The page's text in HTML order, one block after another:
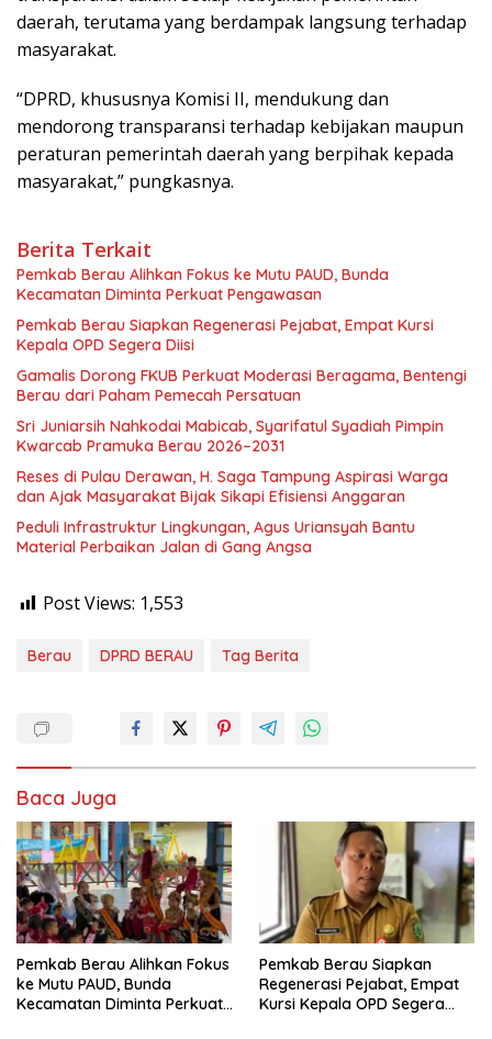
daerah, terutama yang berdampak langsung terhadap
masyarakat.
“DPRD, khususnya Komisi II, mendukung dan
mendorong transparansi terhadap kebijakan maupun
peraturan pemerintah daerah yang berpihak kepada
masyarakat,” pungkasnya.
Berita Terkait
Pemkab Berau Alihkan Fokus ke Mutu PAUD, Bunda
Kecamatan Diminta Perkuat Pengawasan
Pemkab Berau Siapkan Regenerasi Pejabat, Empat Kursi
Kepala OPD Segera Diisi
Gamalis Dorong FKUB Perkuat Moderasi Beragama, Bentengi
Berau dari Paham Pemecah Persatuan
Sri Juniarsih Nahkodai Mabicab, Syarifatul Syadiah Pimpin
Kwarcab Pramuka Berau 2026–2031
Reses di Pulau Derawan, H. Saga Tampung Aspirasi Warga
dan Ajak Masyarakat Bijak Sikapi Efisiensi Anggaran
Peduli Infrastruktur Lingkungan, Agus Uriansyah Bantu
Material Perbaikan Jalan di Gang Angsa
Post Views: 1,553
Berau DPRD BERAU Tag Berita
Baca Juga
Pemkab Berau Alihkan Fokus
ke Mutu PAUD, Bunda
Kecamatan Diminta Perkuat
Pemkab Berau Siapkan
Regenerasi Pejabat, Empat
Kursi Kepala OPD Segera